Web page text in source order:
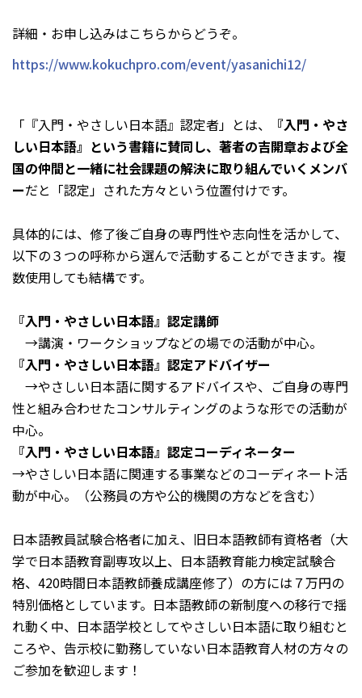
詳細・お申し込みはこちらからどうぞ。
https://www.kokuchpro.com/event/yasanichi12/
「『入門・やさしい日本語』認定者」とは、
『入門・やさ
しい日本語』という書籍に賛同し、著者の吉開章および全
国の仲間と一緒に社会課題の解決に取り組んでいくメンバ
ーだと「認定」された方々という位置付けです。
具体的には、修了後ご自身の専門性や志向性を活かして、
以下の３つの呼称から選んで活動することができます。複
数使用しても結構です。
『入門・やさしい日本語』認定講師
→講演・ワークショップなどの場での活動が中心。
『入門・やさしい日本語』認定アドバイザー
→やさしい日本語に関するアドバイスや、ご自身の専門
性と組み合わせたコンサルティングのような形での活動が
中心。
『入門・やさしい日本語』認定コーディネーター
→やさしい日本語に関連する事業などのコーディネート活
動が中心。（公務員の方や公的機関の方などを含む）
日本語教員試験合格者に加え、旧日本語教師有資格者（大
学で日本語教育副専攻以上、日本語教育能力検定試験合
格、420時間日本語教師養成講座修了）の方には７万円の
特別価格としています。日本語教師の新制度への移行で揺
れ動く中、日本語学校としてやさしい日本語に取り組むと
ころや、告示校に勤務していない日本語教育人材の方々の
ご参加を歓迎します！